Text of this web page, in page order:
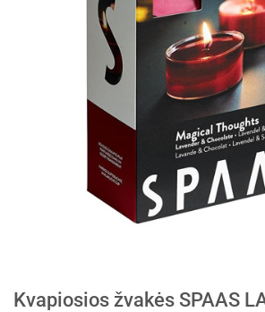
Kvapiosios žvakės SPAAS